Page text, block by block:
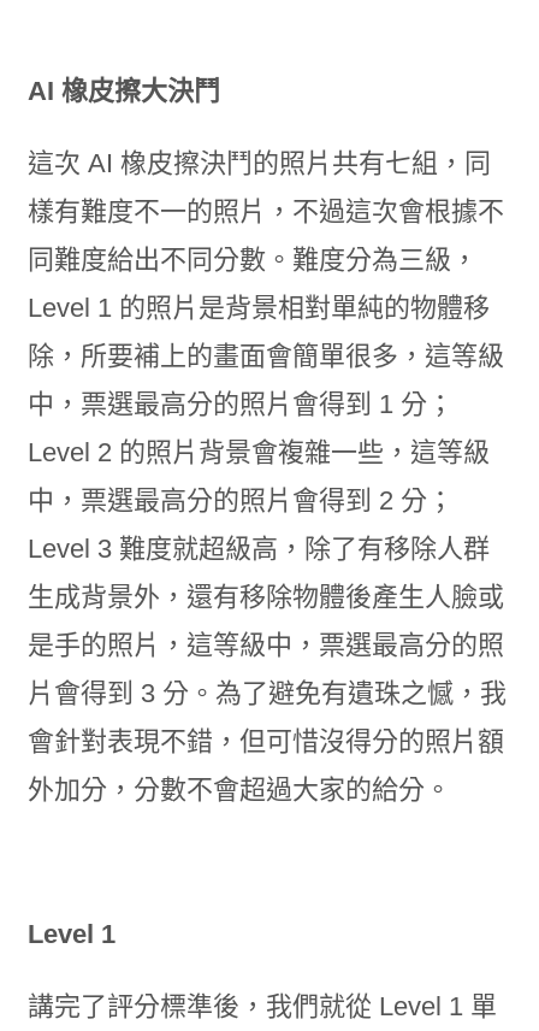
AI 橡皮擦大決鬥
這次 AI 橡皮擦決鬥的照片共有七組，同
樣有難度不一的照片，不過這次會根據不
同難度給出不同分數。難度分為三級，
Level 1 的照片是背景相對單純的物體移
除，所要補上的畫面會簡單很多，這等級
中，票選最高分的照片會得到 1 分；
Level 2 的照片背景會複雜一些，這等級
中，票選最高分的照片會得到 2 分；
Level 3 難度就超級高，除了有移除人群
生成背景外，還有移除物體後產生人臉或
是手的照片，這等級中，票選最高分的照
片會得到 3 分。為了避免有遺珠之憾，我
會針對表現不錯，但可惜沒得分的照片額
外加分，分數不會超過大家的給分。
Level 1
講完了評分標準後，我們就從 Level 1 單